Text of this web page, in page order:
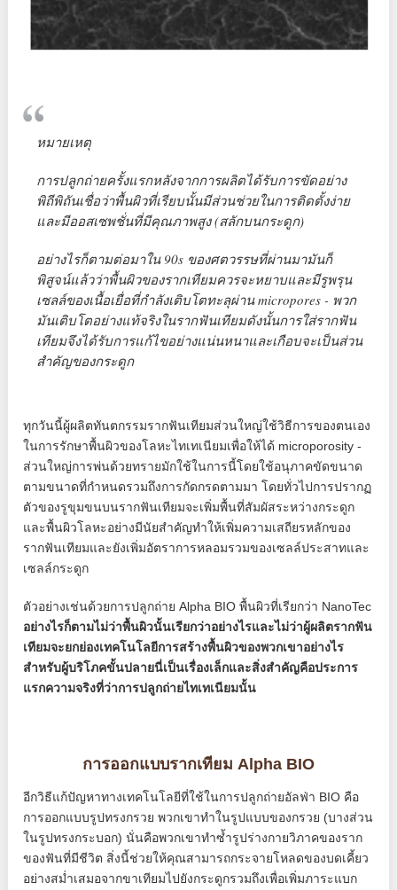
หมายเหตุ
การปลูกถ่ายครั้งแรกหลังจากการผลิตได้รับการขัดอย่าง
พิถีพิถันเชื่อว่าพื้นผิวที่เรียบนั้นมีส่วนช่วยในการติดตั้งง่าย
และมีออสเซพชั่นที่มีคุณภาพสูง (สลักบนกระดูก)
อย่างไรก็ตามต่อมาใน 90s ของศตวรรษที่ผ่านมามันก็
พิสูจน์แล้วว่าพื้นผิวของรากเทียมควรจะหยาบและมีรูพรุน
เซลล์ของเนื้อเยื่อที่กำลังเติบโตทะลุผ่าน micropores - พวก
มันเติบโตอย่างแท้จริงในรากฟันเทียมดังนั้นการใส่รากฟัน
เทียมจึงได้รับการแก้ไขอย่างแน่นหนาและเกือบจะเป็นส่วน
สำคัญของกระดูก
ทุกวันนี้ผู้ผลิตทันตกรรมรากฟันเทียมส่วนใหญ่ใช้วิธีการของตนเอง
ในการรักษาพื้นผิวของโลหะไทเทเนียมเพื่อให้ได้ microporosity -
ส่วนใหญ่การพ่นด้วยทรายมักใช้ในการนี้โดยใช้อนุภาคขัดขนาด
ตามขนาดที่กำหนดรวมถึงการกัดกรดตามมา โดยทั่วไปการปรากฏ
ตัวของรูขุมขนบนรากฟันเทียมจะเพิ่มพื้นที่สัมผัสระหว่างกระดูก
และพื้นผิวโลหะอย่างมีนัยสำคัญทำให้เพิ่มความเสถียรหลักของ
รากฟันเทียมและยังเพิ่มอัตราการหลอมรวมของเซลล์ประสาทและ
เซลล์กระดูก
ตัวอย่างเช่นด้วยการปลูกถ่าย Alpha BIO พื้นผิวที่เรียกว่า NanoTec
อย่างไรก็ตามไม่ว่าพื้นผิวนั้นเรียกว่าอย่างไรและไม่ว่าผู้ผลิตรากฟัน
เทียมจะยกย่องเทคโนโลยีการสร้างพื้นผิวของพวกเขาอย่างไร
สำหรับผู้บริโภคขั้นปลายนี่เป็นเรื่องเล็กและสิ่งสำคัญคือประการ
แรกความจริงที่ว่าการปลูกถ่ายไทเทเนียมนั้น
การออกแบบรากเทียม Alpha BIO
อีกวิธีแก้ปัญหาทางเทคโนโลยีที่ใช้ในการปลูกถ่ายอัลฟ่า BIO คือ
การออกแบบรูปทรงกรวย พวกเขาทำในรูปแบบของกรวย (บางส่วน
ในรูปทรงกระบอก) นั่นคือพวกเขาทำซ้ำรูปร่างกายวิภาคของราก
ของฟันที่มีชีวิต สิ่งนี้ช่วยให้คุณสามารถกระจายโหลดของบดเคี้ยว
อย่างสม่ำเสมอจากขาเทียมไปยังกระดูกรวมถึงเพื่อเพิ่มภาระแบก